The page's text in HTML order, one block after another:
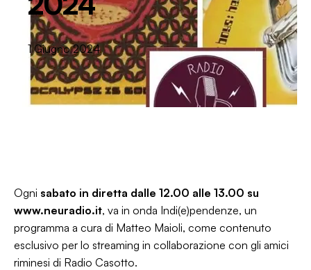
1 Giugno 2024
Ogni sabato in diretta dalle 12.00 alle 13.00 su
www.neuradio.it, va in onda Indi(e)pendenze, un
programma a cura di Matteo Maioli, come contenuto
esclusivo per lo streaming in collaborazione con gli amici
riminesi di Radio Casotto.